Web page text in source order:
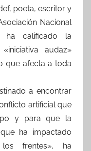
poeta, escritor y
Nacional
ha calificado la
audaz»
que afecta a toda
a encontrar
artificial que
y para que la
ha impactado
frentes», ha